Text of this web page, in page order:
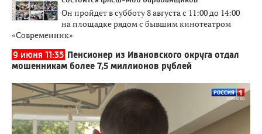
Он пройдет в субботу 8 августа с 11:00 до 14:00
на площадке рядом с бывшим кинотеатром
«Современник»
9 июня 11:35 Пенсионер из Ивановского округа отдал
мошенникам более 7,5 миллионов рублей